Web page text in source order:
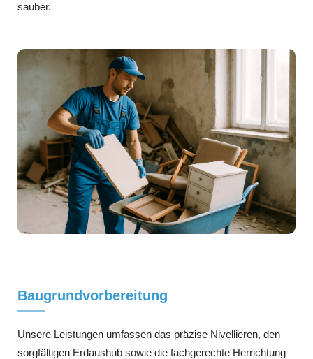
sauber.
Baugrundvorbereitung
Unsere Leistungen umfassen das präzise Nivellieren, den
sorgfältigen Erdaushub sowie die fachgerechte Herrichtung